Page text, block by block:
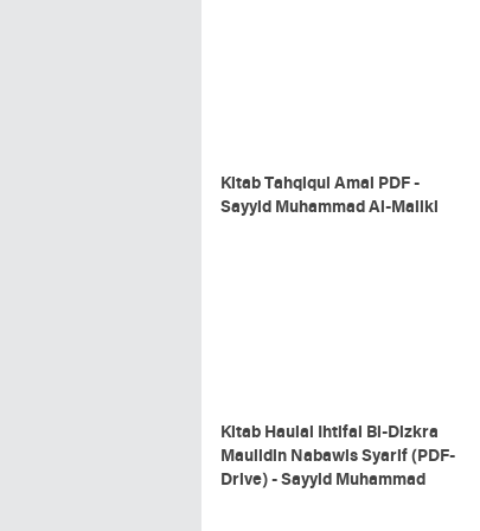
Kitab Tahqiqul Amal PDF -
Sayyid Muhammad Al-Maliki
Kitab Haulal Ihtifal Bi-Dizkra
Maulidin Nabawis Syarif (PDF-
Drive) - Sayyid Muhammad